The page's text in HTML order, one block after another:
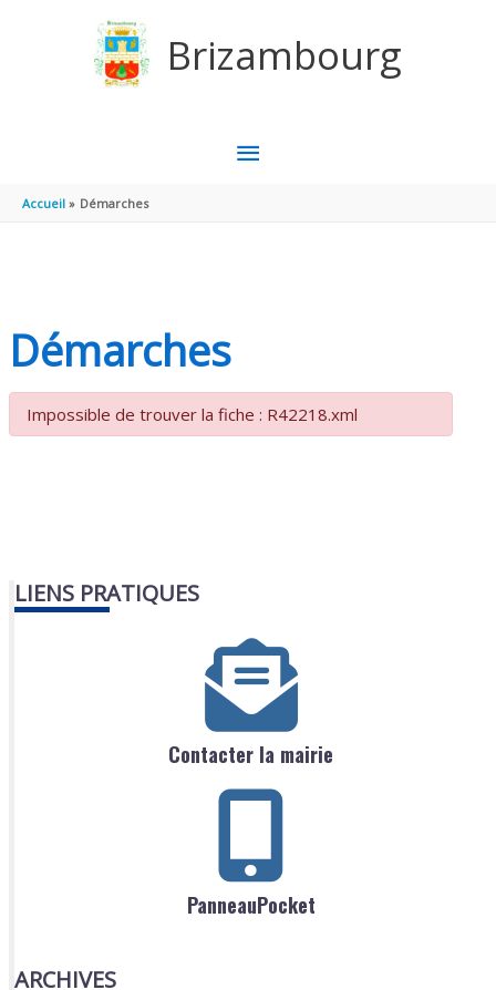
Brizambourg
MENU
Accueil Démarches
Démarches
Impossible de trouver la fiche : R42218.xml
LIENS PRATIQUES
Contacter la mairie
PanneauPocket
ARCHIVES